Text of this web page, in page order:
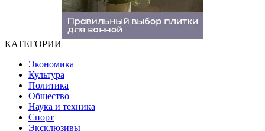
КАТЕГОРИИ
Экономика
Культура
Политика
Общество
Наука и техника
Спорт
Эксклюзивы